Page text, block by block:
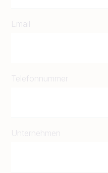
Email
Telefonnummer
Unternehmen